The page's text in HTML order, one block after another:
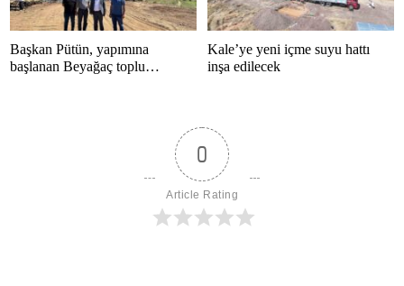
Başkan Pütün, yapımına
başlanan Beyağaç toplu
Kale’ye yeni içme suyu hattı
inşa edilecek
0
Article Rating